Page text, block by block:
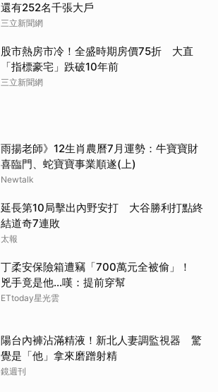
還有252名千張大戶
三立新聞網
股市熱房市冷！全盛時期房價75折 大直
「指標豪宅」跌破10年前
三立新聞網
雨揚老師》12生肖農曆7月運勢：牛寶寶財
喜臨門、蛇寶寶事業順遂(上)
Newtalk
延長第10局擊出內野安打 大谷勝利打點終
結道奇7連敗
太報
丁柔安保險箱遭竊「700萬元全被偷」！
兇手竟是他...嘆：提前穿幫
ETtoday星光雲
陽台內褲沾滿精液！新北人妻調監視器 驚
覺是「他」拿來磨蹭射精
鏡週刊